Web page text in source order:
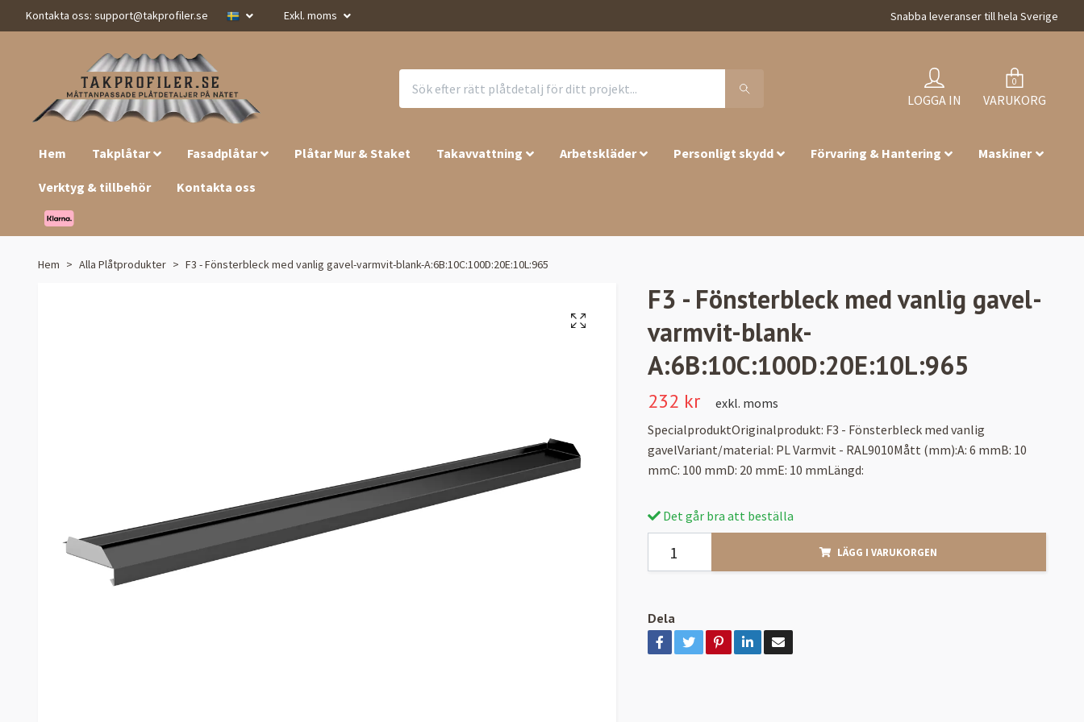
Kontakta oss: support@takprofiler.se Exkl. moms Snabba leveranser till hela Sverige
LOGGA IN
0
VARUKORG
Hem Takplåtar Fasadplåtar Plåtar Mur & Staket Takavvattning Arbetskläder Personligt skydd Förvaring & Hantering Maskiner
Verktyg & tillbehör Kontakta oss
Hem Alla Plåtprodukter F3 - Fönsterbleck med vanlig gavel-varmvit-blank-A:6B:10C:100D:20E:10L:965
F3 - Fönsterbleck med vanlig gavel-
varmvit-blank-
A:6B:10C:100D:20E:10L:965
232 kr
exkl. moms
SpecialproduktOriginalprodukt: F3 - Fönsterbleck med vanlig
gavelVariant/material: PL Varmvit - RAL9010Mått (mm):A: 6 mmB: 10
mmC: 100 mmD: 20 mmE: 10 mmLängd:
Det går bra att beställa
LÄGG I VARUKORGEN
Dela